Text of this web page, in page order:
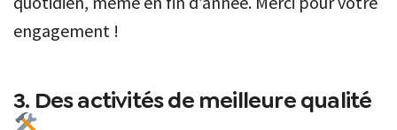
engagement !
3. Des activités de meilleure qualité